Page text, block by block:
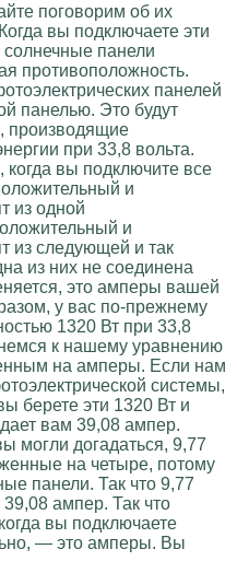
поговорим об их
вы подключаете эти
солнечные панели
противоположность.
панелей
панелью. Это будут
производящие
при 33,8 вольта.
когда вы подключите все
и
из одной
и
из следующей и так
из них не соединена
это амперы вашей
у вас по-прежнему
1320 Вт при 33,8
к нашему уравнению
на амперы. Если нам
системы,
берете эти 1320 Вт и
вам 39,08 ампер.
могли догадаться, 9,77
на четыре, потому
панели. Так что 9,77
ампер. Так что
вы подключаете
— это амперы. Вы